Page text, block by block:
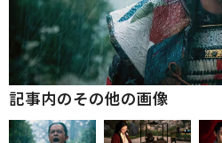
記事内のその他の画像